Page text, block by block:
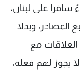
سافرا على لبنان،
المصادر، وبدلا
مع
يجوز لهم فعله،